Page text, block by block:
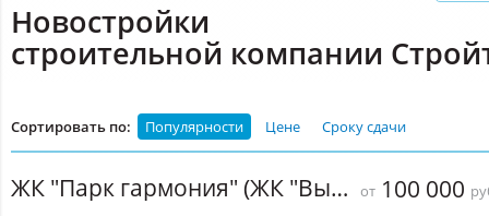
Новостройки
строительной компании
Сортировать по: Популярности Цене Сроку сдачи
ЖК "Парк гармония" (ЖК "Высокая нота") от 100 000